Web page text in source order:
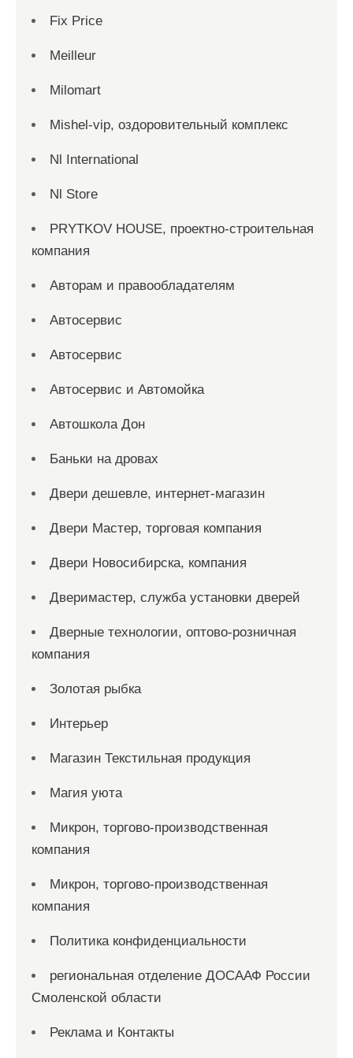
Fix Price
Meilleur
Milomart
Mishel-vip, оздоровительный комплекс
Nl International
Nl Store
PRYTKOV HOUSE, проектно-строительная
компания
Авторам и правообладателям
Автосервис
Автосервис
Автосервис и Автомойка
Автошкола Дон
Баньки на дровах
Двери дешевле, интернет-магазин
Двери Мастер, торговая компания
Двери Новосибирска, компания
Дверимастер, служба установки дверей
Дверные технологии, оптово-розничная
компания
Золотая рыбка
Интерьер
Магазин Текстильная продукция
Магия уюта
Микрон, торгово-производственная
компания
Микрон, торгово-производственная
компания
Политика конфиденциальности
региональная отделение ДОСААФ России
Смоленской области
Реклама и Контакты